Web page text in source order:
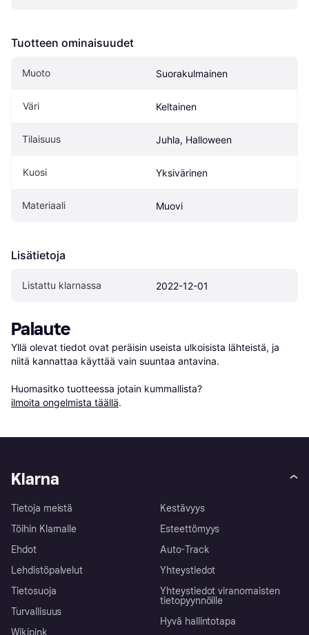
Tuotteen ominaisuudet
Muoto Suorakulmainen
Väri Keltainen
Tilaisuus Juhla, Halloween
Kuosi Yksivärinen
Materiaali Muovi
Lisätietoja
Listattu klarnassa 2022-12-01
Palaute
Yllä olevat tiedot ovat peräisin useista ulkoisista lähteistä, ja
niitä kannattaa käyttää vain suuntaa antavina.
Huomasitko tuotteessa jotain kummallista?
ilmoita ongelmista täällä.
Klarna
Tietoja meistä
Töihin Klarnalle
Ehdot
Lehdistöpalvelut
Tietosuoja
Turvallisuus
Wikipink
Kestävyys
Esteettömyys
Auto-Track
Yhteystiedot
Yhteystiedot viranomaisten
tietopyynnöille
Hyvä hallintotapa